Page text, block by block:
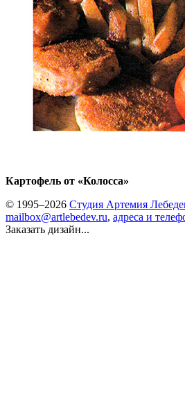
Картофель от «Колосса»
© 1995–2026 Студия Артемия
mailbox@artlebedev.ru, адреса и
Заказать дизайн...